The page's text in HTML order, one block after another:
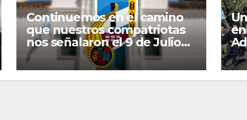
Continuemos en el camino
que nuestros compatriotas
nos señalaron el 9 de Julio
de 1816
y